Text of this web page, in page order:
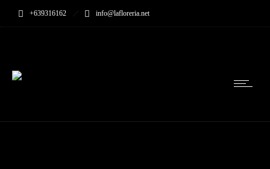
+639316162 info@lafloreria.net